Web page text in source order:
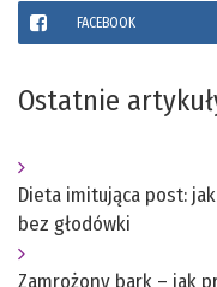
FACEBOOK
Ostatnie
Dieta imitująca post:
bez głodówki